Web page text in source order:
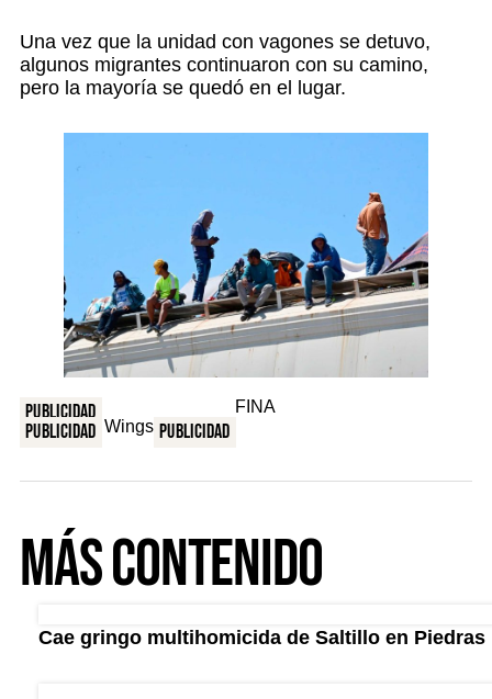
Una vez que la unidad con vagones se detuvo,
algunos migrantes continuaron con su camino,
pero la mayoría se quedó en el lugar.
Publicidad
Publicidad
Publicidad
Más Contenido
Cae gringo multihomicida de Saltillo en Piedras